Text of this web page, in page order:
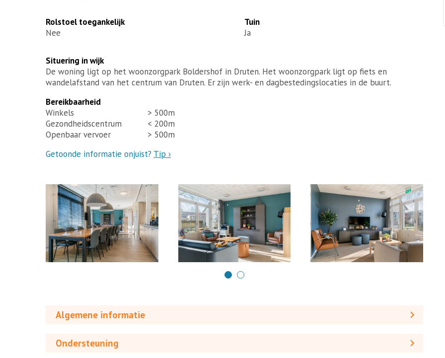
Rolstoel toegankelijk
Nee
Tuin
Ja
Situering in wijk
De woning ligt op het woonzorgpark Boldershof in Druten. Het woonzorgpark ligt op fiets en
wandelafstand van het centrum van Druten. Er zijn werk- en dagbestedingslocaties in de buurt.
Bereikbaarheid
Winkels
> 500m
Gezondheidscentrum
< 200m
Openbaar vervoer
> 500m
Getoonde informatie onjuist? Tip ›
Algemene informatie
Ondersteuning